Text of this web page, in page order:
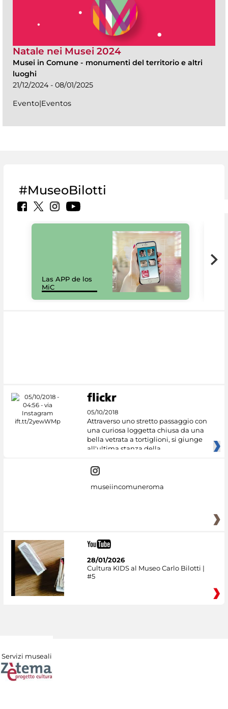
Natale nei Musei 2024
Musei in Comune - monumenti del territorio e altri
luoghi
21/12/2024 - 08/01/2025
Evento|Eventos
#MuseoBilotti
Las APP de los
MiC
05/10/2018
Attraverso uno stretto passaggio con
una curiosa loggetta chiusa da una
bella vetrata a tortiglioni, si giunge
all'ultima stanza della
museiincomuneroma
28/01/2026
Cultura KIDS al Museo Carlo Bilotti |
#5
Servizi museali